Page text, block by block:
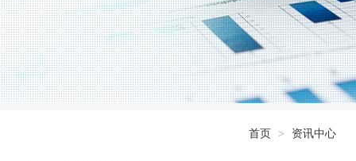
首页 > 资讯中心